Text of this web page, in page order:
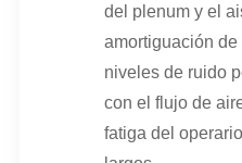
del plenum y el
amortiguación
niveles de ruido
con el flujo de
fatiga del